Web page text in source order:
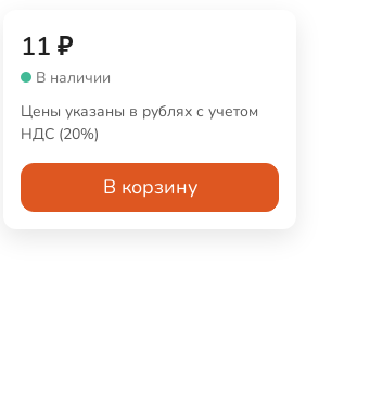
11 ₽
В наличии
Цены указаны в рублях с учетом
НДС (20%)
В корзину